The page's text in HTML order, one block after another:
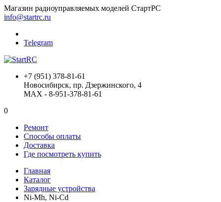
Магазин радиоуправляемых моделей СтартРС
info@startrc.ru
Telegram
+7 (951) 378-81-61
Новосибирск, пр. Дзержинского, 4
MAX - 8-951-378-81-61
0
Ремонт
Способы оплаты
Доставка
Где посмотреть купить
Главная
Каталог
Зарядные устройства
Ni-Mh, Ni-Cd